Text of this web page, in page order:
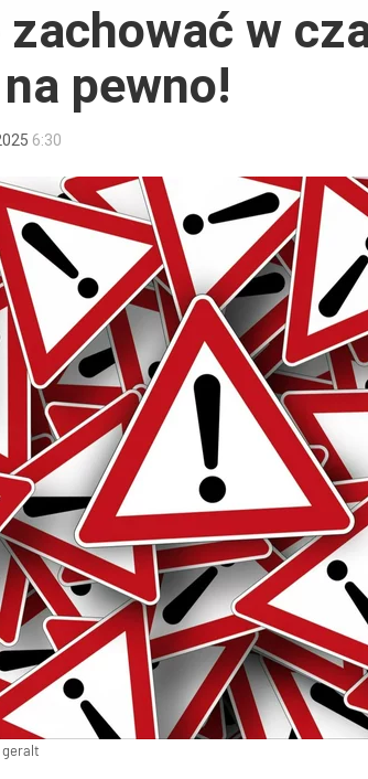
w
pewno!
6:30
geralt